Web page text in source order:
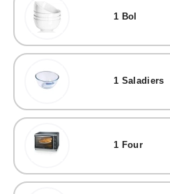
1 Bol
1 Saladiers
1 Four